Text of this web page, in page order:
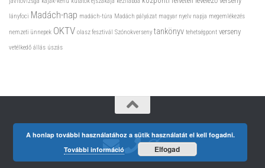
lányfoci Madách-nap madách-túra Madách pályázat magyar nyelv napja megemlékezés
nemzeti ünnepek OKTV olasz fesztivál Szónokverseny tankönyv tehetségpont verseny
vetélkedő állás úszás
A honlap további használatához a sütik használatát el kell fogadni.
További információ
Elfogad